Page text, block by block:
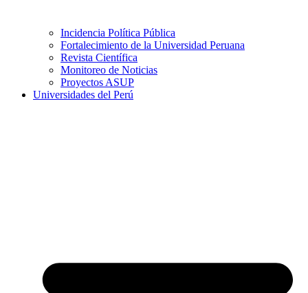
Incidencia Política Pública
Fortalecimiento de la Universidad Peruana
Revista Científica
Monitoreo de Noticias
Proyectos ASUP
Universidades del Perú